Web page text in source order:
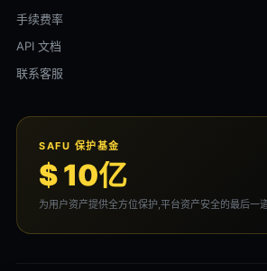
手续费率
API 文档
联系客服
SAFU 保护基金
$ 10亿
为用户资产提供全方位保护,平台资产安全的最后一